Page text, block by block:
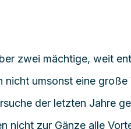
zwei mächtige, weit
nicht umsonst eine
der letzten Jahre
nicht zur Gänze alle